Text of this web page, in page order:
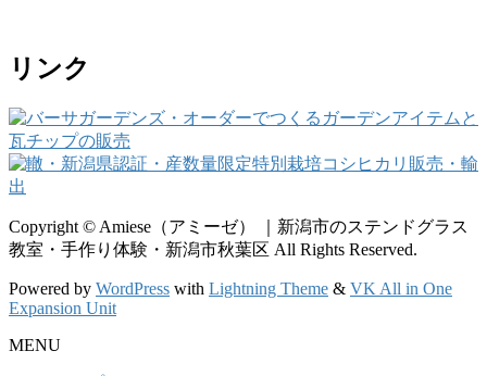
リンク
Copyright © Amiese（アミーゼ） ｜新潟市のステンドグラス
教室・手作り体験・新潟市秋葉区 All Rights Reserved.
Powered by WordPress with Lightning Theme & VK All in One
Expansion Unit
MENU